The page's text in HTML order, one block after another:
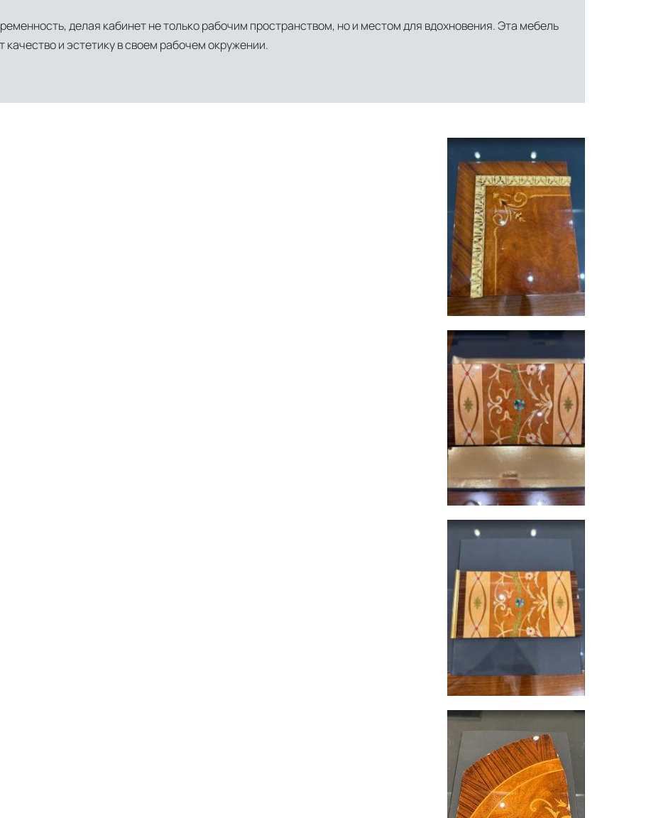
делая кабинет не только рабочим пространством, но и местом для вдохновения. Эта мебель
и эстетику в своем рабочем окружении.